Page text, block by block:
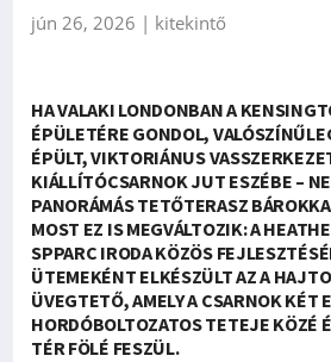
jún 26, 2026 | kitekintő
HA VALAKI LONDONBAN A
ÉPÜLETÉRE GONDOL,
ÉPÜLT, VIKTORIÁNUS
KIÁLLÍTÓCSARNOK JUT ESZÉBE –
PANORÁMÁS TETŐTERASZ
MOST EZ IS MEGVÁLTOZIK: A
SPPARC IRODA KÖZÖS
ÜTEMEKÉNT ELKÉSZÜLT AZ A
ÜVEGTETŐ, AMELY A CSARNOK KÉT
HORDÓBOLTOZATOS TETEJE KÖZÉ
TÉR FÖLÉ FESZÜL.